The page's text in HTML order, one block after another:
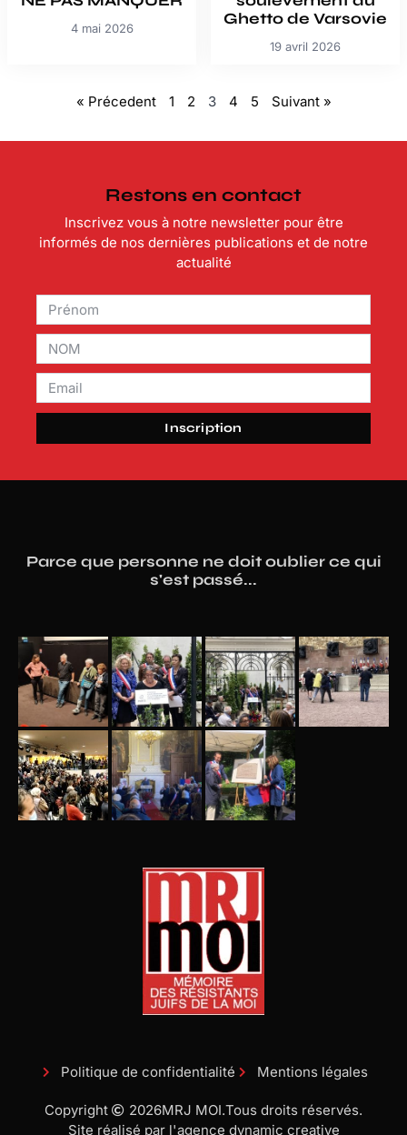
4 mai 2026
Ghetto de Varsovie
19 avril 2026
« Précedent 1 2 3 4 5 Suivant »
Restons en contact
Inscrivez vous à notre newsletter pour être
informés de nos dernières publications et de notre
actualité
Inscription
Parce que personne ne doit oublier ce qui
s'est passé...
Politique de confidentialité Mentions légales
Copyright 2026MRJ MOI.Tous droits réservés.
Site réalisé par l'agence dynamic creative